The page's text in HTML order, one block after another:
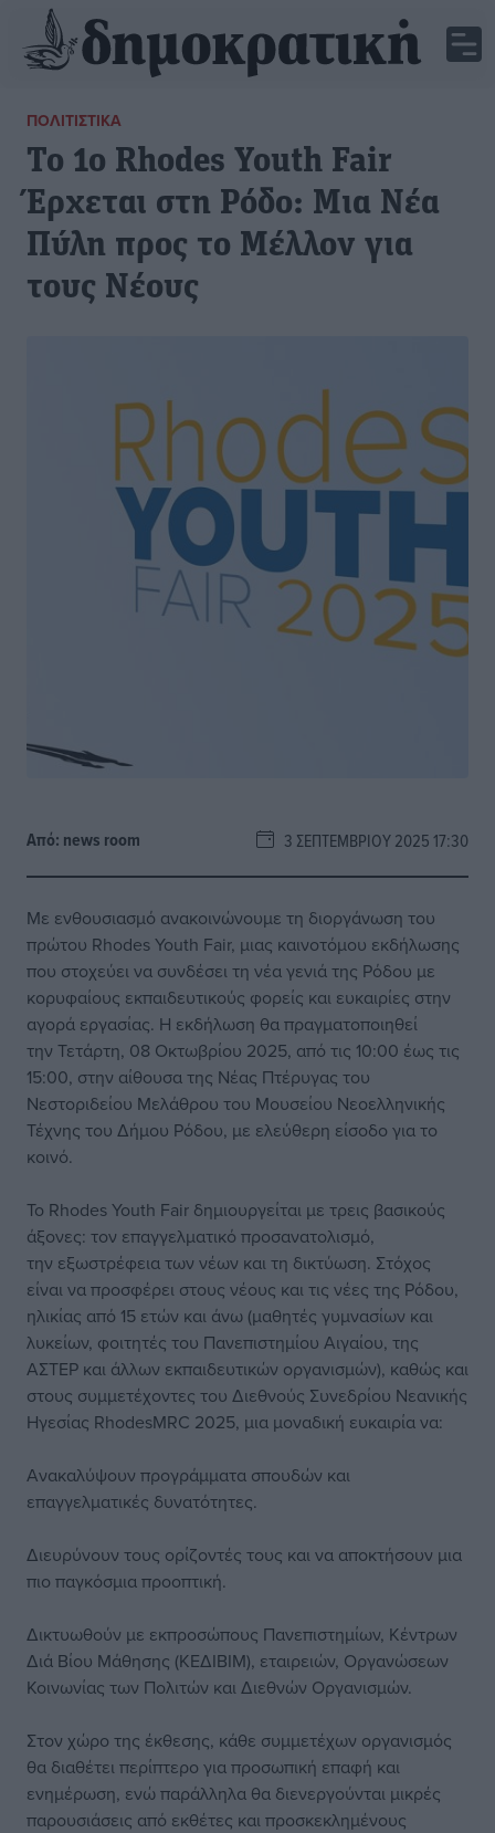
ΠΟΛΙΤΙΣΤΙΚΆ
Το 1ο Rhodes Youth Fair
Έρχεται στη Ρόδο: Μια Νέα
Πύλη προς το Μέλλον για
τους Νέους
Από: news room 3 ΣΕΠΤΕΜΒΡΊΟΥ 2025 17:30
Με ενθουσιασμό ανακοινώνουμε τη διοργάνωση του
πρώτου Rhodes Youth Fair, μιας καινοτόμου εκδήλωσης
που στοχεύει να συνδέσει τη νέα γενιά της Ρόδου με
κορυφαίους εκπαιδευτικούς φορείς και ευκαιρίες στην
αγορά εργασίας. Η εκδήλωση θα πραγματοποιηθεί
την Τετάρτη, 08 Οκτωβρίου 2025, από τις 10:00 έως τις
15:00, στην αίθουσα της Νέας Πτέρυγας του
Νεστοριδείου Μελάθρου του Μουσείου Νεοελληνικής
Τέχνης του Δήμου Ρόδου, με ελεύθερη είσοδο για το
κοινό.
Το Rhodes Youth Fair δημιουργείται με τρεις βασικούς
άξονες: τον επαγγελματικό προσανατολισμό,
την εξωστρέφεια των νέων και τη δικτύωση. Στόχος
είναι να προσφέρει στους νέους και τις νέες της Ρόδου,
ηλικίας από 15 ετών και άνω (μαθητές γυμνασίων και
λυκείων, φοιτητές του Πανεπιστημίου Αιγαίου, της
ΑΣΤΕΡ και άλλων εκπαιδευτικών οργανισμών), καθώς και
στους συμμετέχοντες του Διεθνούς Συνεδρίου Νεανικής
Ηγεσίας RhodesMRC 2025, μια μοναδική ευκαιρία να:
Ανακαλύψουν προγράμματα σπουδών και
επαγγελματικές δυνατότητες.
Διευρύνουν τους ορίζοντές τους και να αποκτήσουν μια
πιο παγκόσμια προοπτική.
Δικτυωθούν με εκπροσώπους Πανεπιστημίων, Κέντρων
Διά Βίου Μάθησης (ΚΕΔΙΒΙΜ), εταιρειών, Οργανώσεων
Κοινωνίας των Πολιτών και Διεθνών Οργανισμών.
Στον χώρο της έκθεσης, κάθε συμμετέχων οργανισμός
θα διαθέτει περίπτερο για προσωπική επαφή και
ενημέρωση, ενώ παράλληλα θα διενεργούνται μικρές
παρουσιάσεις από εκθέτες και προσκεκλημένους